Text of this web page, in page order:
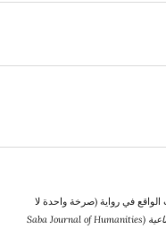
وانحناءات الواقع في رواية (صرخة واحدة لا
مجلة سبأ للعلوم الإنسانية والاجتماعية (Saba Journal of Humanities